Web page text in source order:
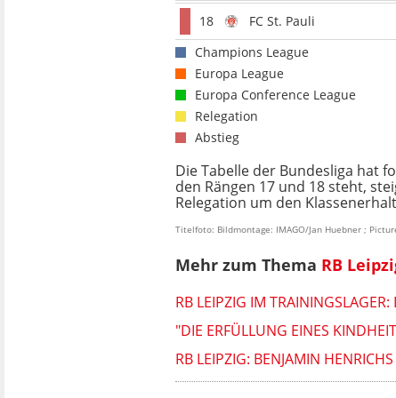
18 FC St. Pauli
Champions League
Europa League
Europa Conference League
Relegation
Abstieg
Die Tabelle der Bundesliga hat
den Rängen 17 und 18 steht,
Relegation um den
Titelfoto: Bildmontage: IMAGO/Jan Huebner ;
Mehr zum Thema RB
RB LEIPZIG IM
"DIE ERFÜLLUNG EINES
RB LEIPZIG: BENJAMIN